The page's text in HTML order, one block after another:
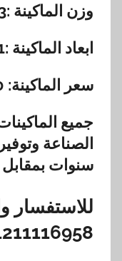
وزن الماكينة :23 كجم
ابعاد الماكينة :41*40*50 سم
سعر الماكينة: 27000 جنية
جميع
الصناعة
سنوات
للاستفسار